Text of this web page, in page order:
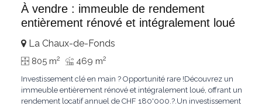
À vendre : immeuble de rendement
entièrement rénové et intégralement loué
La Chaux-de-Fonds
805 m2 469 m2
Investissement clé en main ? Opportunité rare !Découvrez un
immeuble entièrement rénové et intégralement loué, offrant un
rendement locatif annuel de CHF 180'000.?.Un investissement